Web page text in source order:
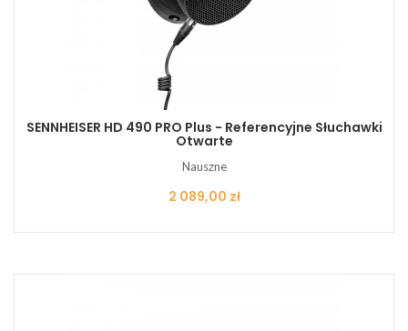
SENNHEISER HD 490 PRO Plus - Referencyjne Słuchawki
Otwarte
Nauszne
Cena
2 089,00 zł